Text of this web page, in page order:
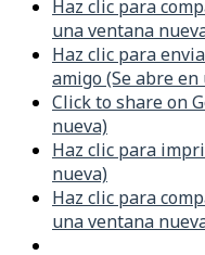
Haz clic para
una ventana
Haz clic para
amigo (Se abre
Click to share on
nueva)
Haz clic para
nueva)
Haz clic para
una ventana